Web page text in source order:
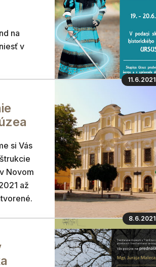
na
v
11.6.2021
si Vás
Novom
až
8.6.2021